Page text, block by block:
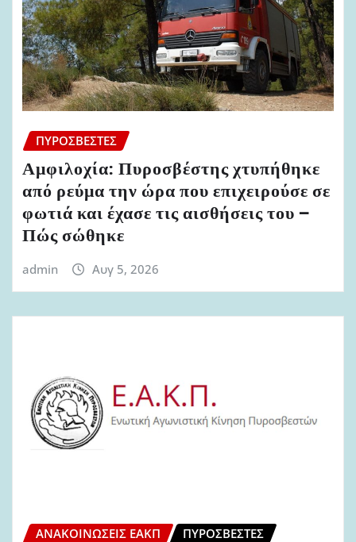
ΠΥΡΟΣΒΈΣΤΕΣ
Αμφιλοχία: Πυροσβέστης χτυπήθηκε
από ρεύμα την ώρα που επιχειρούσε σε
φωτιά και έχασε τις αισθήσεις του –
Πώς σώθηκε
admin Αυγ 5, 2026
ΑΝΑΚΟΙΝΏΣΕΙΣ ΕΑΚΠ ΠΥΡΟΣΒΈΣΤΕΣ